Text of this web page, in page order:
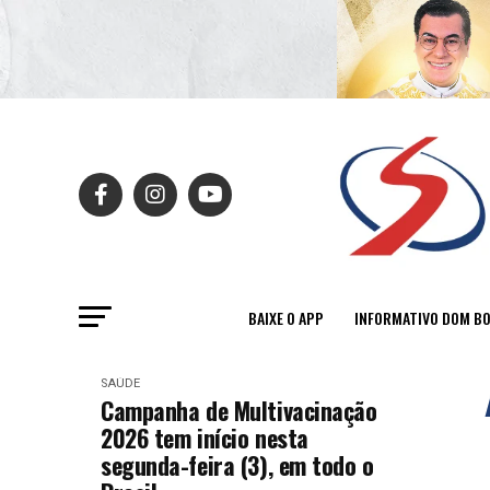
BAIXE O APP INFORMATIVO DOM
SAÚDE
Campanha de Multivacinação
2026 tem início nesta
segunda-feira (3), em todo o